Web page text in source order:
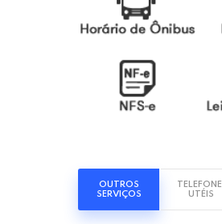
OUTROS
SERVIÇOS
UTÉIS